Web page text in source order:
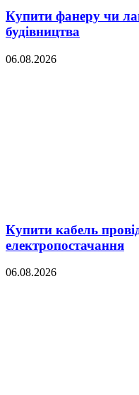
Купити фанеру чи
будівництва
06.08.2026
Купити кабель
електропостачання
06.08.2026